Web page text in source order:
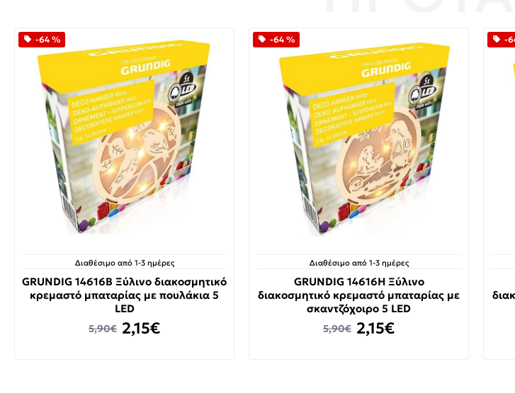
-64 %
Διαθέσιμο από 1-3 ημέρες
GRUNDIG 14616B Ξύλινο διακοσμητικό
κρεμαστό μπαταρίας με πουλάκια 5
LED
2,15€
5,90€
-64 %
Διαθέσιμο από 1-3 ημέρες
GRUNDIG 14616H Ξύλινο
διακοσμητικό κρεμαστό μπαταρίας με
σκαντζόχοιρο 5 LED
2,15€
5,90€
-